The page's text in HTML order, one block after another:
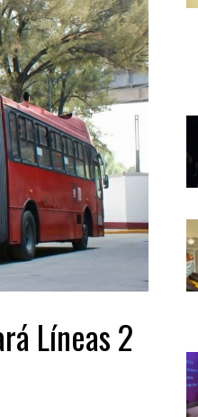
Líneas 2